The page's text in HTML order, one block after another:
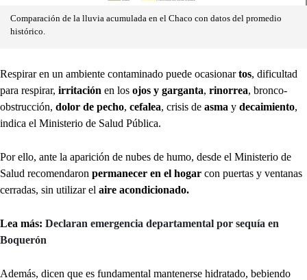
Comparación de la lluvia acumulada en el Chaco con datos del promedio
histórico.
Respirar en un ambiente contaminado puede ocasionartos, dificultad
para respirar, irritación en los ojos y garganta, rinorrea, bronco-
obstrucción, dolor de pecho, cefalea, crisis de asma y decaimiento,
indica el Ministerio de Salud Pública.
Por ello, ante la aparición de nubes de humo, desde el Ministerio de
Salud recomendaron permanecer en el hogar con puertas y ventanas
cerradas, sin utilizar el aire acondicionado.
Lea más: Declaran emergencia departamental por sequía en
Boquerón
Además, dicen que es fundamental mantenerse hidratado, bebiendo